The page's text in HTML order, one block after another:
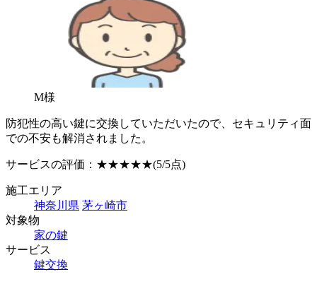
M様
防犯性の高い鍵に交換していただいたので、セキュリティ面
での不安も解消されました。
サービスの評価： ★★★★★(5/5点)
施工エリア
神奈川県 茅ヶ崎市
対象物
家の鍵
サービス
鍵交換